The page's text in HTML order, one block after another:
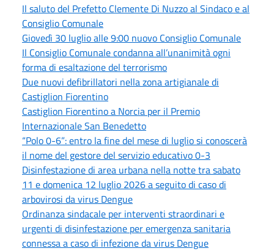
Il saluto del Prefetto Clemente Di Nuzzo al Sindaco e al
Consiglio Comunale
Giovedì 30 luglio alle 9:00 nuovo Consiglio Comunale
Il Consiglio Comunale condanna all’unanimità ogni
forma di esaltazione del terrorismo
Due nuovi defibrillatori nella zona artigianale di
Castiglion Fiorentino
Castiglion Fiorentino a Norcia per il Premio
Internazionale San Benedetto
“Polo 0-6”: entro la fine del mese di luglio si conoscerà
il nome del gestore del servizio educativo 0-3
Disinfestazione di area urbana nella notte tra sabato
11 e domenica 12 luglio 2026 a seguito di caso di
arbovirosi da virus Dengue
Ordinanza sindacale per interventi straordinari e
urgenti di disinfestazione per emergenza sanitaria
connessa a caso di infezione da virus Dengue